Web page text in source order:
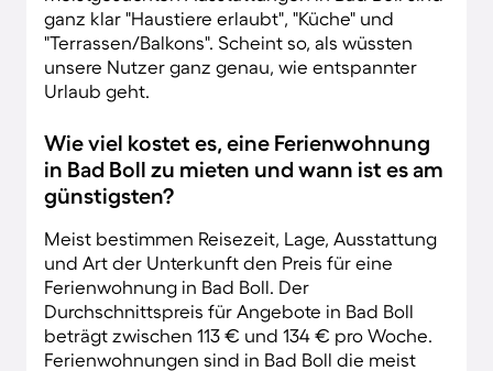
ganz klar "Haustiere erlaubt", "Küche" und
"Terrassen/Balkons". Scheint so, als wüssten
unsere Nutzer ganz genau, wie entspannter
Urlaub geht.
Wie viel kostet es, eine Ferienwohnung
in Bad Boll zu mieten und wann ist es am
günstigsten?
Meist bestimmen Reisezeit, Lage, Ausstattung
und Art der Unterkunft den Preis für eine
Ferienwohnung in Bad Boll. Der
Durchschnittspreis für Angebote in Bad Boll
beträgt zwischen 113 € und 134 € pro Woche.
Ferienwohnungen sind in Bad Boll die meist